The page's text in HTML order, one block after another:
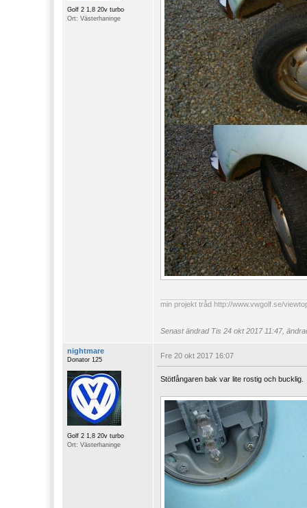
Golf 2 1,8 20v turbo
Ort: Västerhaninge
min projekt tråd http://www.vwgolf.se/
Senast ändrad Tis 24 okt 2017 11:47,
nightmare
Donator 125
Golf 2 1,8 20v turbo
Ort: Västerhaninge
Fre 20 okt 2017 16:07
Stötfångaren bak var lite rostig och bucklig.